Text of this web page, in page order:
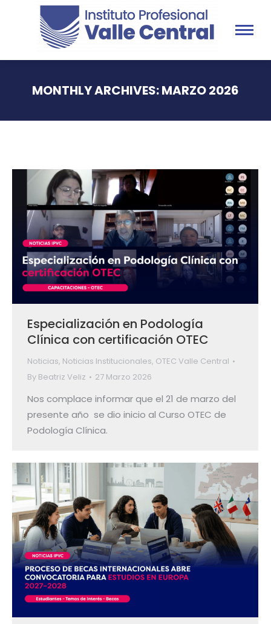
MONTHLY ARCHIVES:MARZO 2026
Especialización en Podología
Clínica con certificación OTEC
Noticias, Noticias Institucionales, OTEC Valle Central
By Beatriz Veliz 27 Marzo 2026
Nos complace informar que el 21 de marzo del
presente año se dio inicio al Curso OTEC de
Podología Clínica.